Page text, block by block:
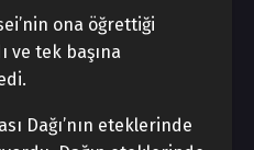
ona öğrettiği
ve tek başına
Dağı’nın eteklerinde